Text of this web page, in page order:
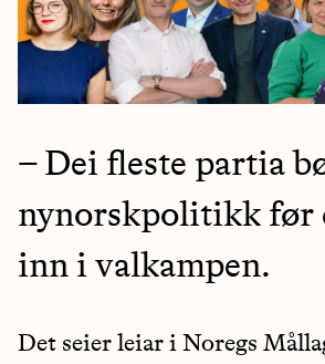
– Dei fleste partia
nynorskpolitikk før
inn i valkampen.
Det seier leiar i Noregs